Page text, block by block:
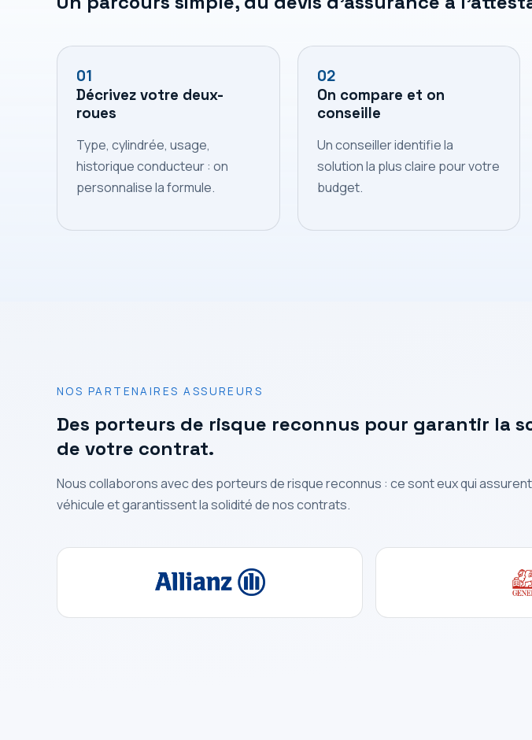
01
Décrivez votre deux-
roues
Type, cylindrée, usage,
historique conducteur : on
personnalise la formule.
02
On compare et on
conseille
Un conseiller identifie la
solution la plus claire pour votre
budget.
NOS PARTENAIRES ASSUREURS
Des porteurs de risque reconnus pour garantir la
de votre contrat.
Nous collaborons avec des porteurs de risque reconnus : ce sont eux qui
véhicule et garantissent la solidité de nos contrats.